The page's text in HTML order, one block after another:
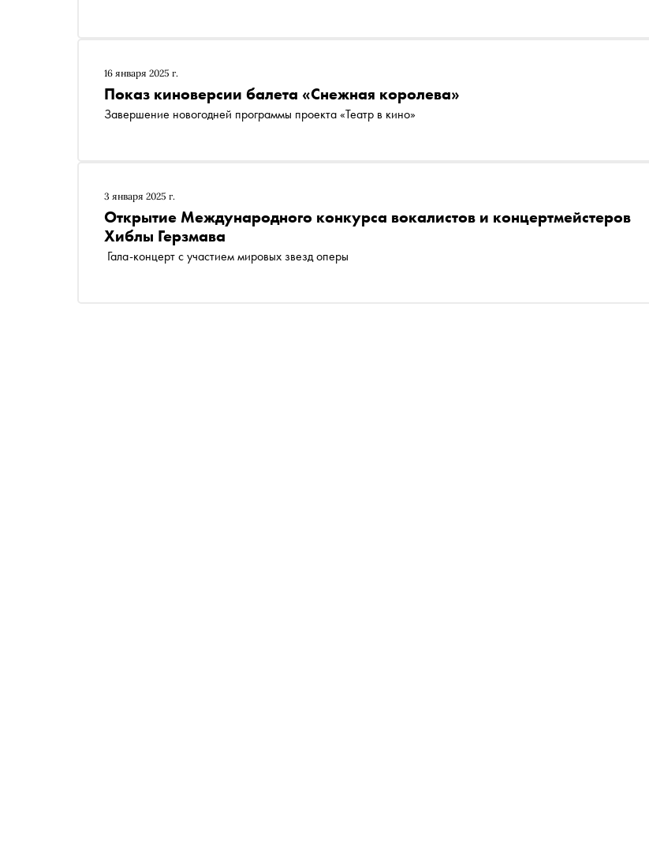
16 января 2025 г.
Показ киноверсии балета «Снежная королева»
Завершение новогодней программы проекта «Театр в кино»
3 января 2025 г.
Открытие Международного конкурса вокалистов и концертмейстеров
Хиблы Герзмава
Гала-концерт с участием мировых звезд оперы